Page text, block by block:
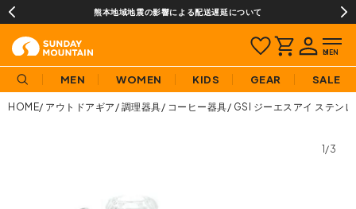
熊本地域地震の影響による配送遅延について
MEN WOMEN KIDS GEAR SALE
HOME アウトドアギア 調理器具 コーヒー器具 GSI ジーエスアイ ステン
1/3